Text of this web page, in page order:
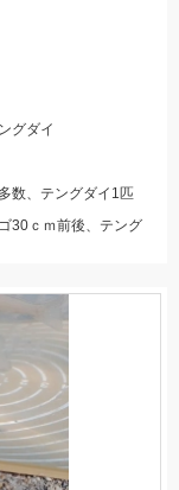
グダイ
数、テングダイ1匹
30ｃｍ前後、テング